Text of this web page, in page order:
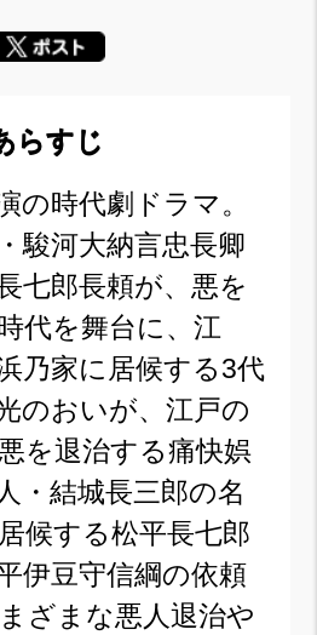
らすじ
の時代劇ドラマ。
駿河大納言忠長卿
七郎長頼が、悪を
代を舞台に、江
乃家に居候する3代
のおいが、江戸の
を退治する痛快娯
・結城長三郎の名
候する松平長七郎
伊豆守信綱の依頼
ざまな悪人退治や